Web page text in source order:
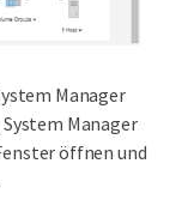
Manager
Manager
öffnen und